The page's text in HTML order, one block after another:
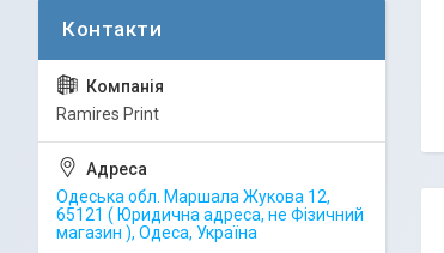
Ramires Print
Одеська обл. Маршала Жукова 12,
65121 ( Юридична адреса, не Фізичний
магазин ), Одеса, Україна